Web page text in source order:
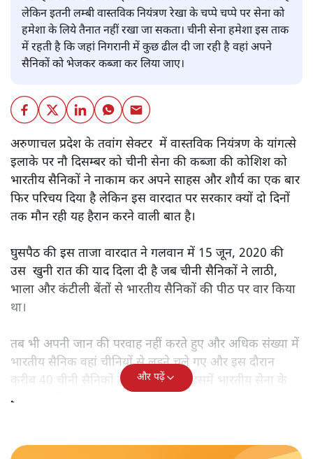
रंजीत कुमार
भारत और चीन के बीच 3488 किलोमीटर लम्बी वास्तविक नियंत्रण
रेखा है जिसके अधिकांश इलाके की निरंतर सैन्य निगरानी की जाती है
लेकिन इतनी लम्बी वास्तविक नियंत्रण रेखा के चप्पे चप्पे पर सेना को
हमेशा के लिये तैनात नहीं रखा जा सकता। चीनी सेना हमेशा इस ताक
में रहती है कि जहां निगरानी में कुछ ढील दी जा रही है वहां अपने
अरुणाचल प्रदेश के तवांग सेक्टर में वास्तविक नियंत्रण के यांगत्से
भारतीय सैनिकों ने नाकाम कर अपने साहस और शौर्य का एक बार
फिर परिचय दिया है लेकिन इस वारदात पर सरकार क्यों दो दिनों
तक मौन रही यह हैरान करने वाली बात है।
भाला और कंटीली बेंतों से भारतीय सैनिकों की पीठ पर वार किया